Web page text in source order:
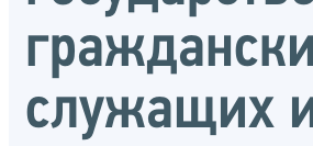
служащих